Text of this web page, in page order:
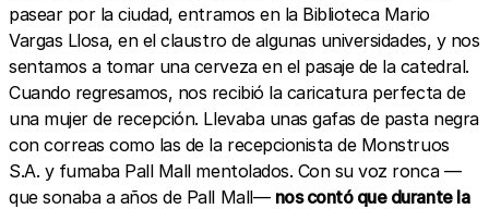
pasear por la ciudad, entramos en la Biblioteca Mario
Vargas Llosa, en el claustro de algunas universidades, y nos
sentamos a tomar una cerveza en el pasaje de la catedral.
Cuando regresamos, nos recibió la caricatura perfecta de
una mujer de recepción. Llevaba unas gafas de pasta negra
con correas como las de la recepcionista de Monstruos
S.A. y fumaba Pall Mall mentolados. Con su voz ronca —
que sonaba a años de Pall Mall— nos contó que durante la